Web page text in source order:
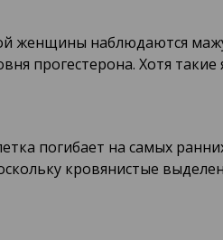
женщины наблюдаются
прогестерона. Хотя такие
погибает на самых
кровянистые